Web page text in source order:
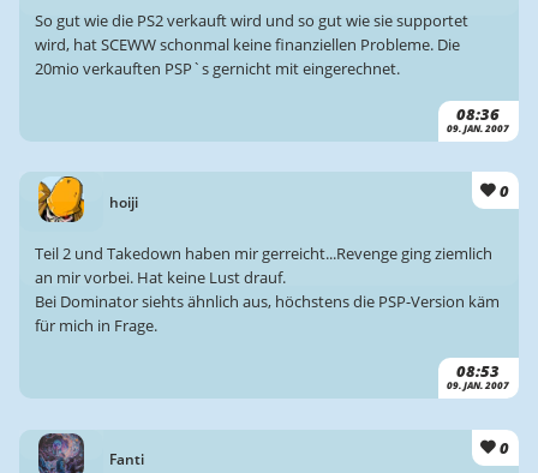
08:36
09. JAN. 2007
So gut wie die PS2 verkauft wird und so gut wie sie supportet
wird, hat SCEWW schonmal keine finanziellen Probleme. Die
20mio verkauften PSP`s gernicht mit eingerechnet.
hoiji
0
08:53
09. JAN. 2007
Teil 2 und Takedown haben mir gerreicht...Revenge ging ziemlich
an mir vorbei. Hat keine Lust drauf.
Bei Dominator siehts ähnlich aus, höchstens die PSP-Version käm
für mich in Frage.
Fanti
0